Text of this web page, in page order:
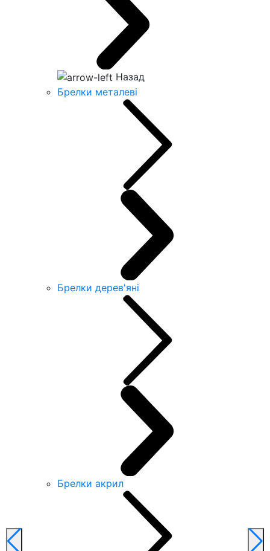
Назад
Брелки металеві
Брелки дерев'яні
Брелки акрил